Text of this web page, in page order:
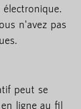
n'avez pas
peut se
ligne au fil